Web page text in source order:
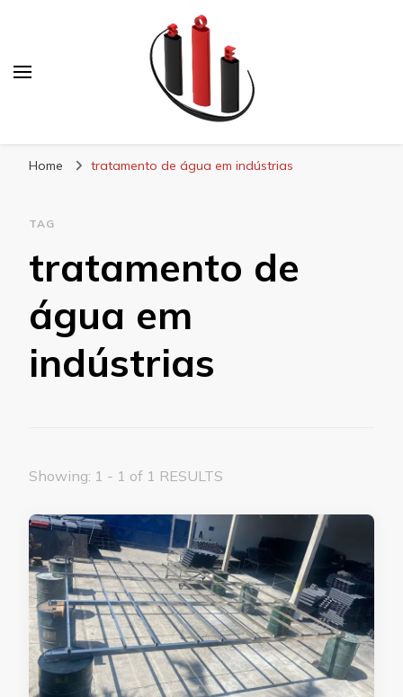
Home tratamento de água em indústrias
TAG
tratamento de
água em
indústrias
Showing: 1 - 1 of 1 RESULTS